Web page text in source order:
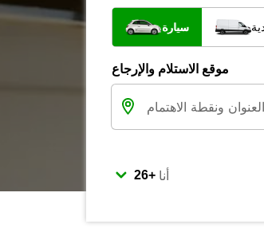
سيارة
موقع الاستلام والإرجاع
أنا